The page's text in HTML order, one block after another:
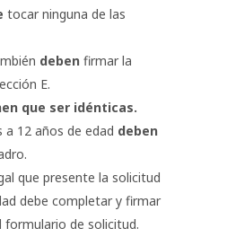
tocar ninguna de las
deben firmar la
E.
que ser idénticas.
12 años de edad deben
que presente la solicitud
debe completar y firmar
formulario de solicitud.